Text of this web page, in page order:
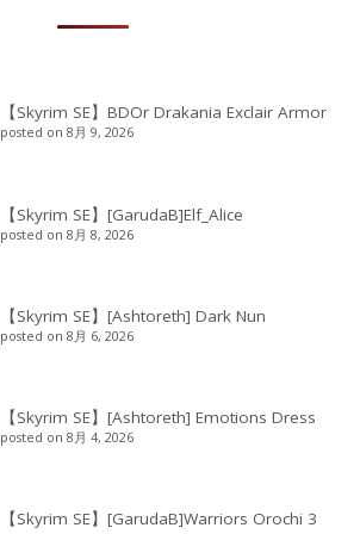
【Skyrim SE】BDOr Drakania Exclair Armor
posted on 8月 9, 2026
【Skyrim SE】[GarudaB]Elf_Alice
posted on 8月 8, 2026
【Skyrim SE】[Ashtoreth] Dark Nun
posted on 8月 6, 2026
【Skyrim SE】[Ashtoreth] Emotions Dress
posted on 8月 4, 2026
【Skyrim SE】[GarudaB]Warriors Orochi 3